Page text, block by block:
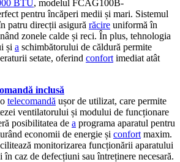
BTU, modelul FCAG100B-
pentru încăperi medii și mari. Sistemul
patru direcții asigură răcire uniformă în
zonele calde și reci. În plus, tehnologia
și a schimbătorului de căldură permite
setate, oferind confort imediat atât
inclusă
telecomandă ușor de utilizat, care permite
ventilatorului și modului de funcționare
posibilitatea de a programa aparatul pentru
economii de energie și confort maxim.
monitorizarea funcționării aparatului
caz de defecțiuni sau întreținere necesară.